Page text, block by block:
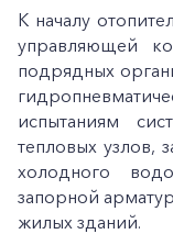
К началу
управляющей
подрядных
испытаниям
тепловых узлов,
холодного
запорной
жилых зданий.